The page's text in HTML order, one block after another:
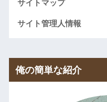
サイトマップ
サイト管理人情報
俺の簡単な紹介